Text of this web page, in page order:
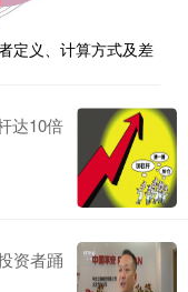
定义、计算方式及差
达10倍
资者踊